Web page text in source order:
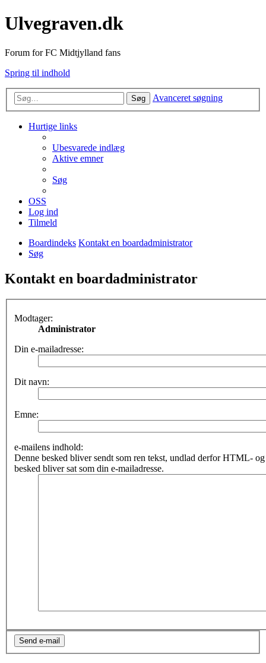
Ulvegraven.dk
Forum for FC Midtjylland fans
Spring til indhold
Søg Avanceret søgning
Hurtige links
Ubesvarede indlæg
Aktive emner
Søg
OSS
Log ind
Tilmeld
Boardindeks Kontakt en boardadministrator
Søg
Kontakt en boardadministrator
Modtager:
Administrator
Din e-mailadresse:
Dit navn:
Emne:
e-mailens indhold:
Denne besked bliver sendt som ren tekst, undlad derfor HTML-
besked bliver sat som din e-mailadresse.